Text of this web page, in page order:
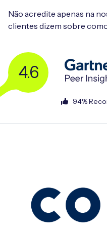
Não acredite apenas na
clientes dizem sobre
4.6
94%